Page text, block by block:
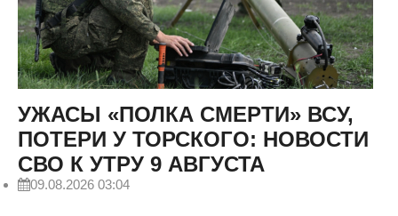
УЖАСЫ «ПОЛКА СМЕРТИ» ВСУ,
ПОТЕРИ У ТОРСКОГО: НОВОСТИ
СВО К УТРУ 9 АВГУСТА
09.08.2026 03:04